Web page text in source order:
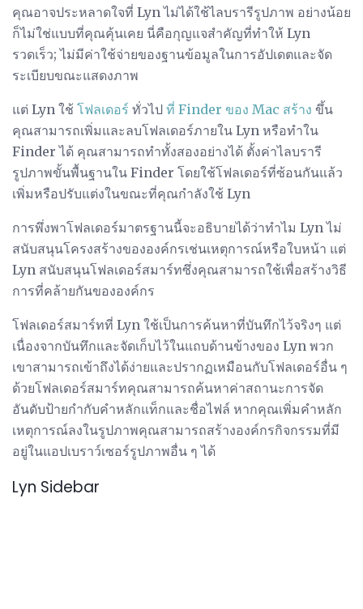
คุณอาจประหลาดใจที่ Lyn ไม่ได้ใช้ไลบรารีรูปภาพ อย่างน้อย
ก็ไม่ใช่แบบที่คุณคุ้นเคย นี่คือกุญแจสำคัญที่ทำให้ Lyn
รวดเร็ว; ไม่มีค่าใช้จ่ายของฐานข้อมูลในการอัปเดตและจัด
ระเบียบขณะแสดงภาพ
แต่ Lyn ใช้ โฟลเดอร์ ทั่วไป ที่ Finder ของ Mac สร้าง ขึ้น
คุณสามารถเพิ่มและลบโฟลเดอร์ภายใน Lyn หรือทำใน
Finder ได้ คุณสามารถทำทั้งสองอย่างได้ ตั้งค่าไลบรารี
รูปภาพขั้นพื้นฐานใน Finder โดยใช้โฟลเดอร์ที่ซ้อนกันแล้ว
เพิ่มหรือปรับแต่งในขณะที่คุณกำลังใช้ Lyn
การพึ่งพาโฟลเดอร์มาตรฐานนี้จะอธิบายได้ว่าทำไม Lyn ไม่
สนับสนุนโครงสร้างขององค์กรเช่นเหตุการณ์หรือใบหน้า แต่
Lyn สนับสนุนโฟลเดอร์สมาร์ทซึ่งคุณสามารถใช้เพื่อสร้างวิธี
การที่คล้ายกันขององค์กร
โฟลเดอร์สมาร์ทที่ Lyn ใช้เป็นการค้นหาที่บันทึกไว้จริงๆ แต่
เนื่องจากบันทึกและจัดเก็บไว้ในแถบด้านข้างของ Lyn พวก
เขาสามารถเข้าถึงได้ง่ายและปรากฏเหมือนกับโฟลเดอร์อื่น ๆ
ด้วยโฟลเดอร์สมาร์ทคุณสามารถค้นหาค่าสถานะการจัด
อันดับป้ายกำกับคำหลักแท็กและชื่อไฟล์ หากคุณเพิ่มคำหลัก
เหตุการณ์ลงในรูปภาพคุณสามารถสร้างองค์กรกิจกรรมที่มี
อยู่ในแอปเบราว์เซอร์รูปภาพอื่น ๆ ได้
Lyn Sidebar